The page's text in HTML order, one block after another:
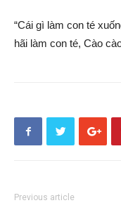
“Cái gì làm con té
hãi làm con té, Cào
Previous article